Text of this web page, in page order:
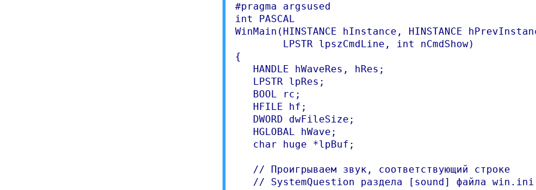
#pragma argsused
int PASCAL
WinMain(HINSTANCE hInstance, HINSTANCE
        LPSTR lpszCmdLine, int nCmdShow)
{
   HANDLE hWaveRes, hRes;
   LPSTR lpRes;
   BOOL rc;
   HFILE hf;
   DWORD dwFileSize;
   HGLOBAL hWave;
   char huge *lpBuf;
   // Проигрываем звук, соответствующий строке
   // SystemQuestion раздела [sound] файла win.ini